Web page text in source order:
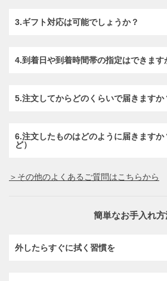
3.ギフト対応は可能でしょうか？
4.到着日や到着時間帯の指定はできます
5.注文してからどのくらいで届きますか
6.注文したものはどのように届きますか
ど）
＞その他のよくあるご質問はこちらから
簡単なお手入れ方
外したらすぐに拭く習慣を